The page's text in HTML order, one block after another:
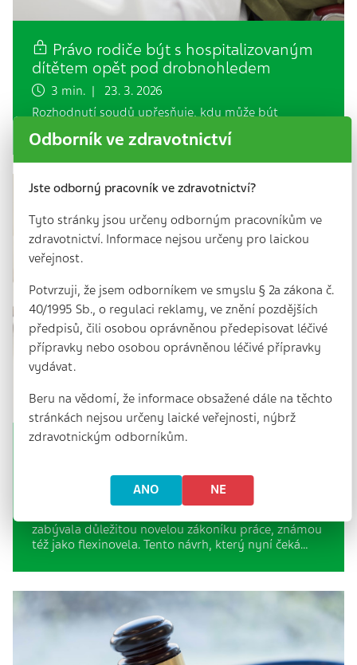
Právo rodiče být s hospitalizovaným
dítětem opět pod drobnohledem
3 min. | 23. 3. 2026
Rozhodnutí soudů upřesňuje, kdy může být
přítomnost rodiče u dítěte v nemocnici omezena.
legislativního procesu
3 min. | 19. 3. 2025
zabývala důležitou novelou zákoníku práce, známou
též jako flexinovela. Tento návrh, který nyní čeká…
Odborník ve zdravotnictví
Jste odborný pracovník ve zdravotnictví?
Tyto stránky jsou určeny odborným pracovníkům ve
zdravotnictví. Informace nejsou určeny pro laickou
veřejnost.
Potvrzuji, že jsem odborníkem ve smyslu § 2a zákona č.
40/1995 Sb., o regulaci reklamy, ve znění pozdějších
předpisů, čili osobou oprávněnou předepisovat léčivé
přípravky nebo osobou oprávněnou léčivé přípravky
vydávat.
Beru na vědomí, že informace obsažené dále na těchto
stránkách nejsou určeny laické veřejnosti, nýbrž
zdravotnickým odborníkům.
ANO NE